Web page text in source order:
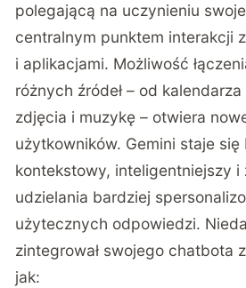
polegającą na uczynieniu
centralnym punktem interakcji
i aplikacjami. Możliwość
różnych źródeł – od
zdjęcia i muzykę – otwiera
użytkowników. Gemini staje się
kontekstowy, inteligentniejszy i
udzielania bardziej
użytecznych odpowiedzi.
zintegrował swojego chatbota
jak: